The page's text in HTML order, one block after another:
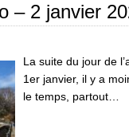
– 2 janvier
La suite du jour de
1er janvier, il y a
le temps, partout…